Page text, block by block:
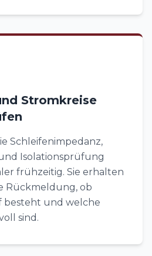
Stromkreise
Schleifenimpedanz,
Isolationsprüfung
frühzeitig. Sie erhalten
Rückmeldung, ob
besteht und welche
sind.